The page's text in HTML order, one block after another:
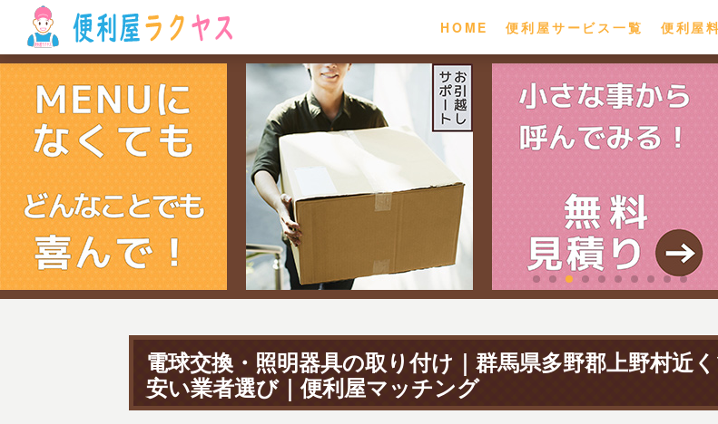
HOME 便利屋サービス一覧 便利屋
電球交換・照明器具の取り付け｜群馬県多野郡上野村近
安い業者選び｜便利屋マッチング